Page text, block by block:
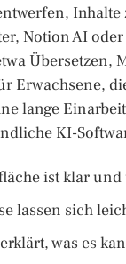
Notion AI
Übersetzen,
Erwachsene,
lange
KI-
ist klar
lassen sich
was es